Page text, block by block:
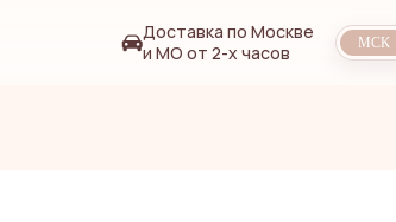
Доставка по Москве
и МО от 2-х часов
МСК